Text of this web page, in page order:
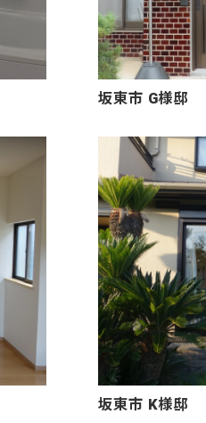
坂東市 G様邸
坂東市 K様邸